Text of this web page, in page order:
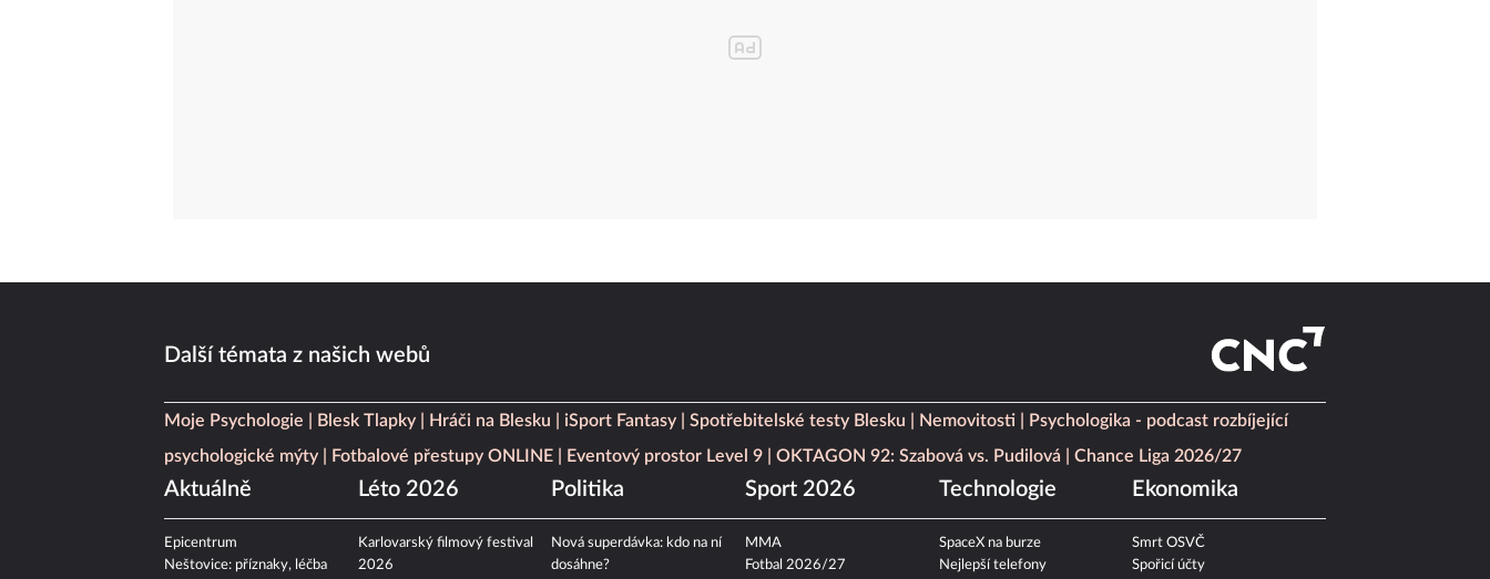
Další témata z našich webů
Moje Psychologie Blesk Tlapky Hráči na Blesku iSport Fantasy Spotřebitelské testy Blesku Nemovitosti
Psychologika - podcast rozbíjející
psychologické mýty
Fotbalové přestupy ONLINE Eventový prostor Level 9 OKTAGON 92: Szabová vs. Pudilová Chance Liga 2026/27
Aktuálně
Epicentrum
Neštovice: příznaky, léčba
Léto 2026
Karlovarský filmový festival
2026
Politika
Nová superdávka: kdo na ní
dosáhne?
Sport 2026
MMA
Fotbal 2026/27
Technologie
SpaceX na burze
Nejlepší telefony
Ekonomika
Smrt OSVČ
Spořicí účty